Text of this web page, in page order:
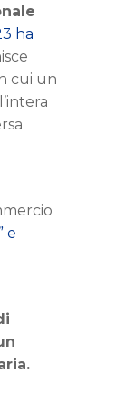
ha
cui un
e